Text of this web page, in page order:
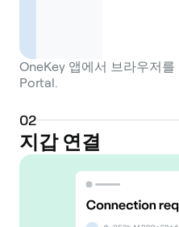
hinder the growth
blockchain gaming.
powered by the
gaming coin that
and governance
facilitate
pay for transaction
the platform's
stake the PORTAL
OneKey 앱에서 브라우저를
Portal.
02
지갑 연결